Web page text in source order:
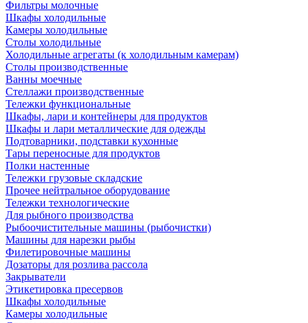
Фильтры молочные
Шкафы холодильные
Камеры холодильные
Столы холодильные
Холодильные агрегаты (к холодильным камерам)
Столы производственные
Ванны моечные
Стеллажи производственные
Тележки функциональные
Шкафы, лари и контейнеры для продуктов
Шкафы и лари металлические для одежды
Подтоварники, подставки кухонные
Тары переносные для продуктов
Полки настенные
Тележки грузовые складские
Прочее нейтральное оборудование
Тележки технологические
Для рыбного производства
Рыбоочистительные машины (рыбочистки)
Машины для нарезки рыбы
Филетировочные машины
Дозаторы для розлива рассола
Закрыватели
Этикетировка пресервов
Шкафы холодильные
Камеры холодильные